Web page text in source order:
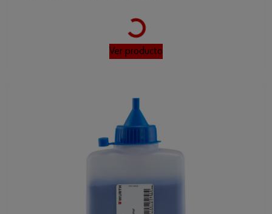
Loading...
Ver producto